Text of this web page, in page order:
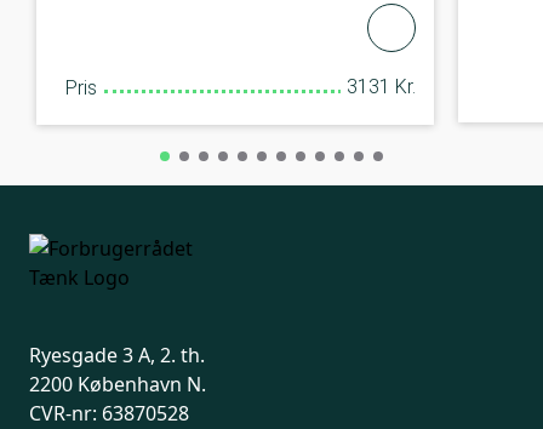
Pris 3131 Kr.
Ryesgade 3 A, 2. th.
2200 København N.
CVR-nr: 63870528